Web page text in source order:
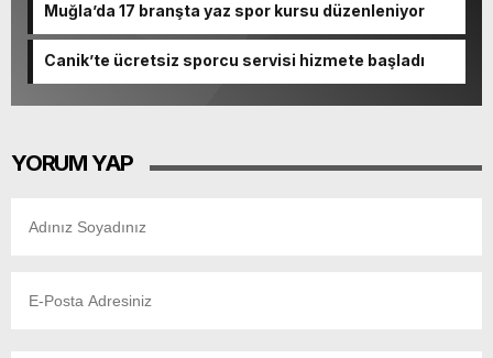
Muğla’da 17 branşta yaz spor kursu düzenleniyor
Canik’te ücretsiz sporcu servisi hizmete başladı
YORUM YAP